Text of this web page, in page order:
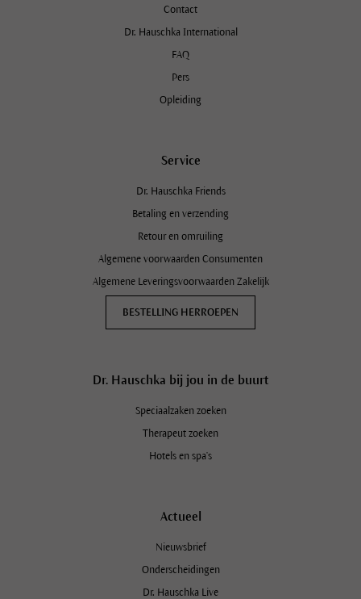
Contact
Dr. Hauschka International
FAQ
Pers
Opleiding
Service
Dr. Hauschka Friends
Betaling en verzending
Retour en omruiling
Algemene voorwaarden Consumenten
Algemene Leveringsvoorwaarden Zakelijk
BESTELLING HERROEPEN
Dr. Hauschka bij jou in de buurt
Speciaalzaken zoeken
Therapeut zoeken
Hotels en spa's
Actueel
Nieuwsbrief
Onderscheidingen
Dr. Hauschka Live